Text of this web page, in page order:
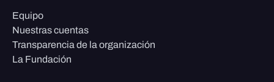
Equipo
Nuestras cuentas
Transparencia de la organización
La Fundación